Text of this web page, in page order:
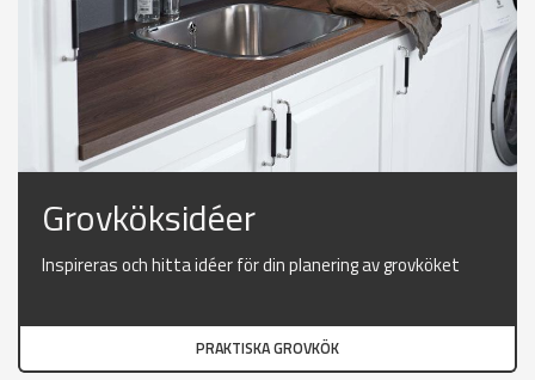
Grovköksidéer
Inspireras och hitta idéer för din planering av grovköket
PRAKTISKA GROVKÖK